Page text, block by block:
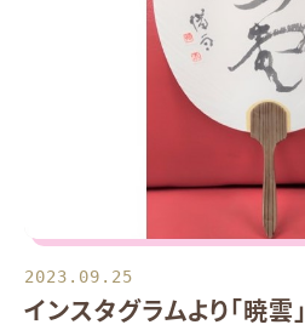
2023.09.25
インスタグラムより「暁雲」